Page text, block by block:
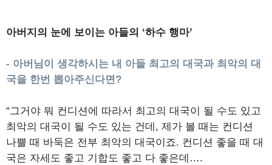
아버지의 눈에 보이는 아들의 ‘하수 행마’
- 아버님이 생각하시는 내 아들 최고의 대국과 최악의 대
국을 한번 뽑아주신다면?
“그거야 뭐 컨디션에 따라서 최고의 대국이 될 수도 있고
최악의 대국이 될 수도 있는 건데, 제가 볼 때는 컨디션
나쁠 때 바둑은 전부 최악의 대국이죠. 컨디션 좋을 때 대
국은 자세도 좋고 기합도 좋고 다 좋은데….